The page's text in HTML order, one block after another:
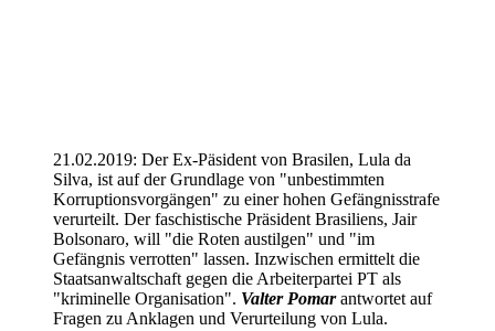
21.02.2019: Der Ex-Päsident von Brasilen, Lula da
Silva, ist auf der Grundlage von "unbestimmten
Korruptionsvorgängen" zu einer hohen Gefängnisstrafe
verurteilt. Der faschistische Präsident Brasiliens, Jair
Bolsonaro, will "die Roten austilgen" und "im
Gefängnis verrotten" lassen. Inzwischen ermittelt die
Staatsanwaltschaft gegen die Arbeiterpartei PT als
"kriminelle Organisation". Valter Pomarantwortet auf
Fragen zu Anklagen und Verurteilung von Lula.